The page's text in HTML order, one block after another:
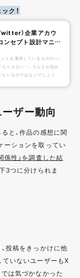
ク！
）企業アカウ
ンセプト設計マニュ
トを運用しているものの、い
もらえない…。そんなお悩み
いるのではないでしょう
おける3ステップ、さらに実
効果的な運用方法を解説し
）企業アカウント...
ザー動向
と、作品の感想に関
ーションを取ってい
係性」を調査した結
3つに分けられま
投稿をきっかけに他
いないユーザーもX
は気づかなかった